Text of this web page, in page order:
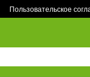
Пользовательское